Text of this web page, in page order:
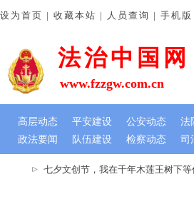
七夕文创节，我在千年木莲王树下等你
法治中国网
政法要闻 队伍建设 检察动态 司
设为首页 | 收藏本站 | 人员查询 | 手机版
www.fzzgw.com.cn
高层动态 平安建设 公安动态 法